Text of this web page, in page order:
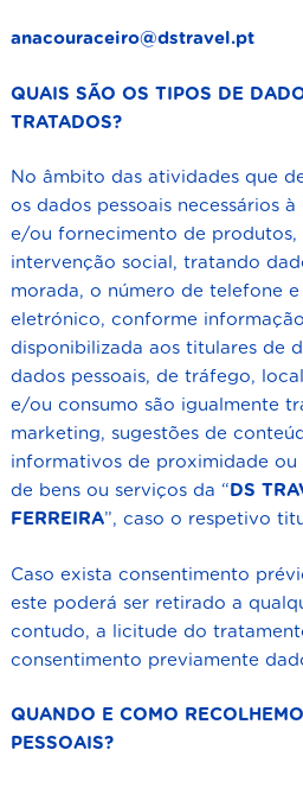
anacouraceiro@dstravel.pt
QUAIS SÃO OS TIPOS DE
TRATADOS?
No âmbito das atividades que
os dados pessoais necessários
e/ou fornecimento de produtos,
intervenção social, tratando
morada, o número de telefone
eletrónico, conforme
disponibilizada aos titulares de
dados pessoais, de tráfego,
e/ou consumo são igualmente
marketing, sugestões de
informativos de proximidade
de bens ou serviços da “DS
FERREIRA”, caso o respetivo
Caso exista consentimento
este poderá ser retirado a
contudo, a licitude do
consentimento previamente
QUANDO E COMO
PESSOAIS?